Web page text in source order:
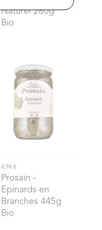
Naturel 280g
Bio
6,96 €
Prosain -
Epinards en
Branches 445g
Bio